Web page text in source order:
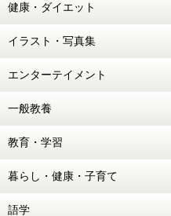
健康・ダイエット
イラスト・写真集
エンターテイメント
一般教養
教育・学習
暮らし・健康・子育て
語学